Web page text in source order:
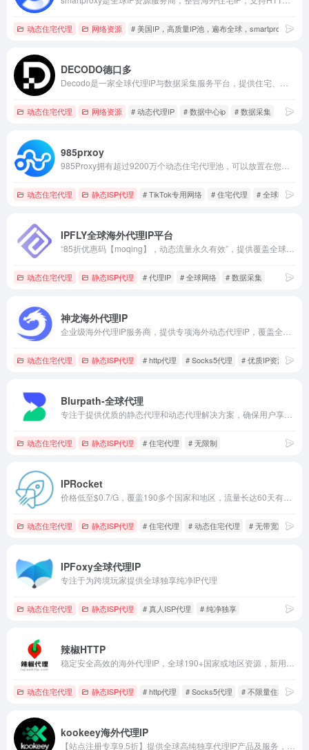
动态住宅代理 网络资源 # 美国IP，高质量IP池，遍布全球，smartproxy
DECODO德口多
动态住宅代理 网络资源 # 动态代理IP # 数据中心ip # 数据采集
985prxoy
动态住宅代理 静态ISP代理 # TikTok专用网络 # 住宅代理 # 全球http代理
IPFLY全球海外代理IP平台
动态住宅代理 静态ISP代理 # 代理IP # 全球网络 # 数据采集
神龙海外代理IP
动态住宅代理 静态ISP代理 # http代理 # Socks5代理 # 优质IP资源
Blurpath-全球代理
动态住宅代理 静态ISP代理 # 住宅代理 # 无限制
IPRocket
动态住宅代理 静态ISP代理 # 住宅代理 # 动态住宅代理 # 无带宽限制
IPFoxy全球代理IP
专注于为跨境玩家提供全球独享纯净IP代理
动态住宅代理 静态ISP代理 # 真人ISP代理 # 纯净独享
辣椒HTTP
动态住宅代理 静态ISP代理 # http代理 # Socks5代理 # 不限量住宅代理
kookeey海外代理IP